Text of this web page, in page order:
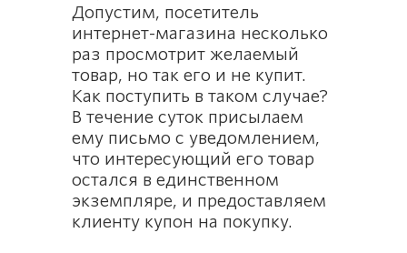
Допустим, посетитель
интернет-магазина несколько
раз просмотрит желаемый
товар, но так его и не купит.
Как поступить в таком случае?
В течение суток присылаем
ему письмо с уведомлением,
что интересующий его товар
остался в единственном
экземпляре, и предоставляем
клиенту купон на покупку.